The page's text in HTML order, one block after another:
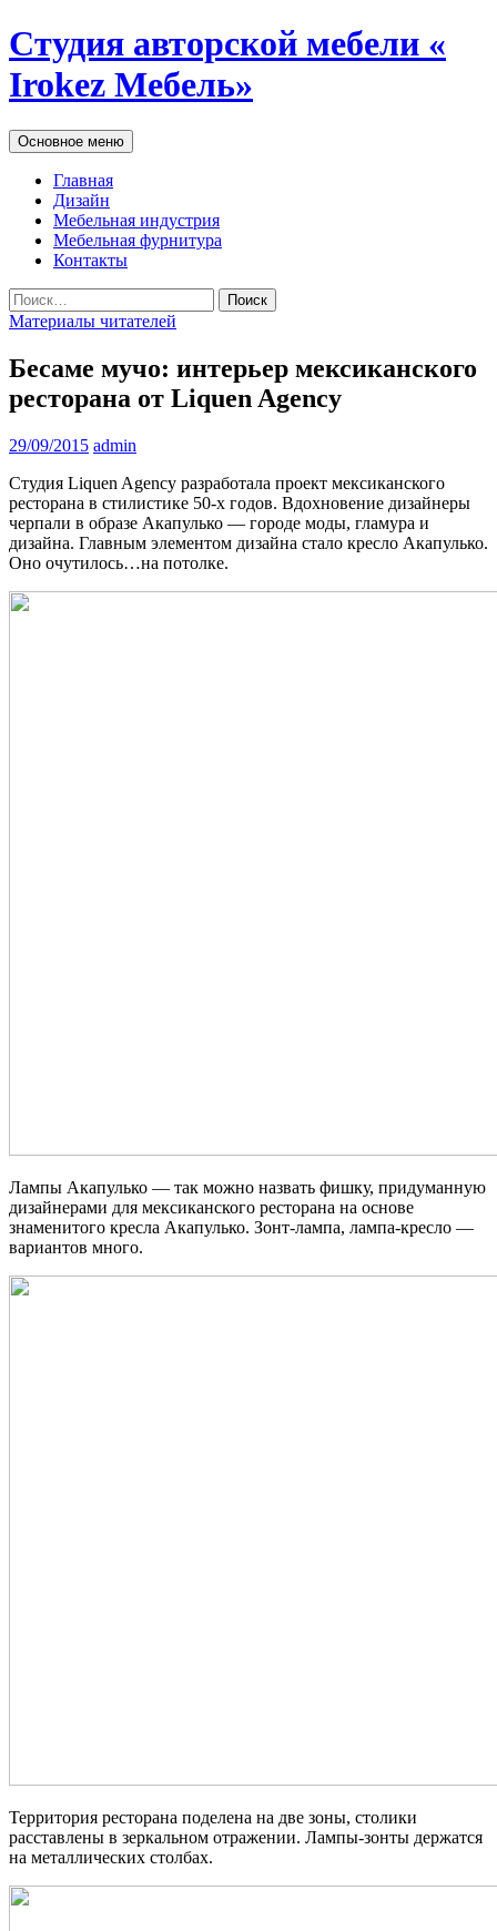
Студия авторской мебели «
Irokez Мебель»
Поиск
Основное меню Перейти
к
Главная
Дизайн
Мебельная индустрия
Мебельная фурнитура
Контакты
Найти:
Материалы читателей
Бесаме мучо: интерьер мексиканского
ресторана от Liquen Agency
29/09/2015 admin
Студия Liquen Agency разработала проект мексиканского
ресторана в стилистике 50-х годов. Вдохновение дизайнеры
черпали в образе Акапулько — городе моды, гламура и
дизайна. Главным элементом дизайна стало кресло Акапулько.
Оно очутилось…на потолке.
Лампы Акапулько — так можно назвать фишку, придуманную
дизайнерами для мексиканского ресторана на основе
знаменитого кресла Акапулько. Зонт-лампа, лампа-кресло —
вариантов много.
Территория ресторана поделена на две зоны, столики
расставлены в зеркальном отражении. Лампы-зонты держатся
на металлических столбах.